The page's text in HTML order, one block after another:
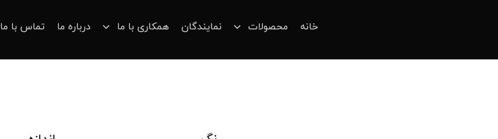
خانه محصولات نمایندگان همکاری با ما درباره ما تماس با ما